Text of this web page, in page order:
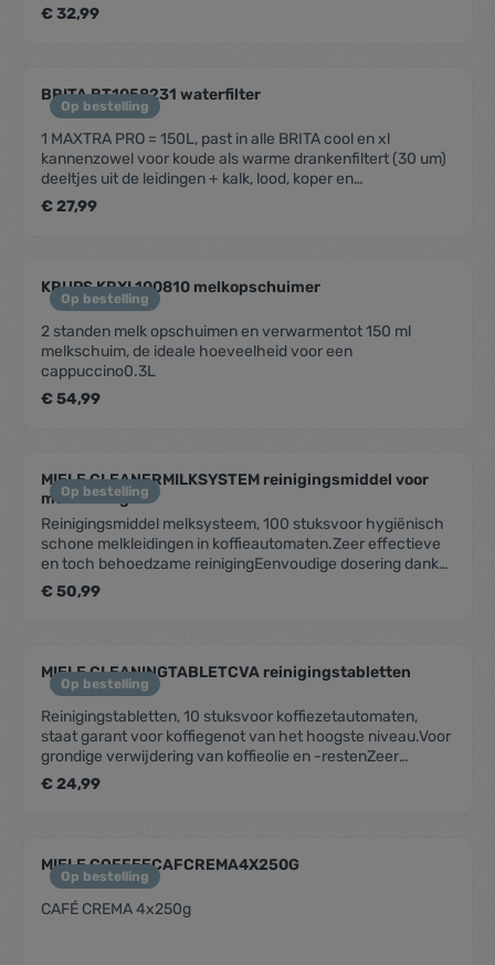
€ 32,99
Op bestelling
BRITA BT1058231 waterfilter
1 MAXTRA PRO = 150L, past in alle BRITA cool en xl
kannenzowel voor koude als warme drankenfiltert (30 um)
deeltjes uit de leidingen + kalk, lood, koper en
chloorbeschermt huishoudelijke apparaten en levert een
pure en frisse smaakgemaakt van 50% bio-gebasseerd
€ 27,99
Op bestelling
KRUPS KRXL100810 melkopschuimer
2 standen melk opschuimen en verwarmentot 150 ml
melkschuim, de ideale hoeveelheid voor een
cappuccino0.3L
€ 54,99
Op bestelling
MIELE CLEANERMILKSYSTEM reinigingsmiddel voor
melkleidingen
Reinigingsmiddel melksysteem, 100 stuksvoor hygiënisch
schone melkleidingen in koffieautomaten.Zeer effectieve
en toch behoedzame reinigingEenvoudige dosering dankzij
geportioneerde sticksVerwijdert melkeiwit en -vetten
volledigAfgestemde formulering - Speciale receptuur van
€ 50,99
Op bestelling
MIELE CLEANINGTABLETCVA reinigingstabletten
Reinigingstabletten, 10 stuksvoor koffiezetautomaten,
staat garant voor koffiegenot van het hoogste niveau.Voor
grondige verwijdering van koffieolie en -restenZeer
effectieve en toch behoedzame reinigingAfgestemde
formulering — speciale receptuur van MieleUitstekend
€ 24,99
Op bestelling
MIELE COFFEECAFCREMA4X250G
CAFÉ CREMA 4x250g